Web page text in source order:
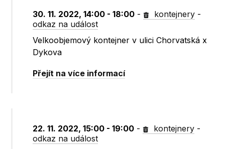
30. 11. 2022, 14:00 - 18:00 - kontejnery -
odkaz na událost
Velkoobjemový kontejner v ulici Chorvatská x
Dykova
Přejít na více informací
22. 11. 2022, 15:00 - 19:00 - kontejnery -
odkaz na událost